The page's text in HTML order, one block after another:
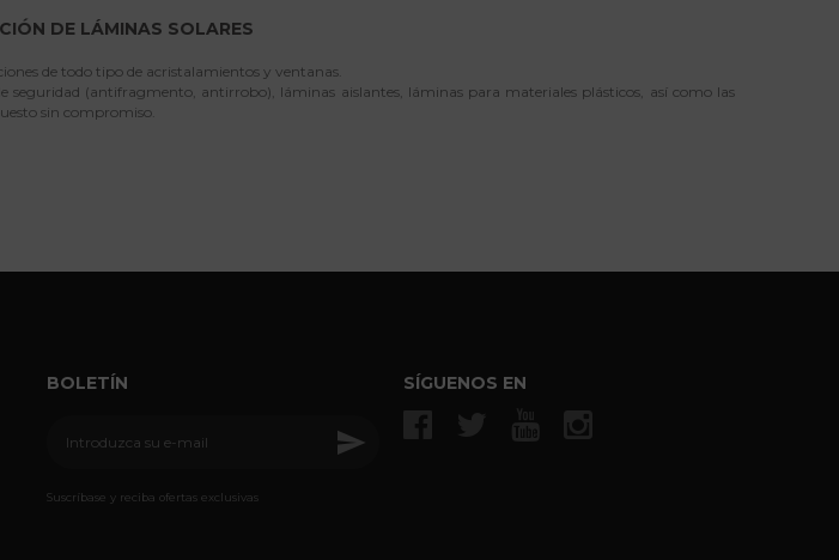
DE LÁMINAS SOLARES
de todo tipo de acristalamientos y ventanas.
seguridad (antifragmento, antirrobo), láminas aislantes, láminas para materiales plásticos, así como las
sin compromiso.
BOLETÍN
Suscríbase y reciba ofertas exclusivas
SÍGUENOS EN